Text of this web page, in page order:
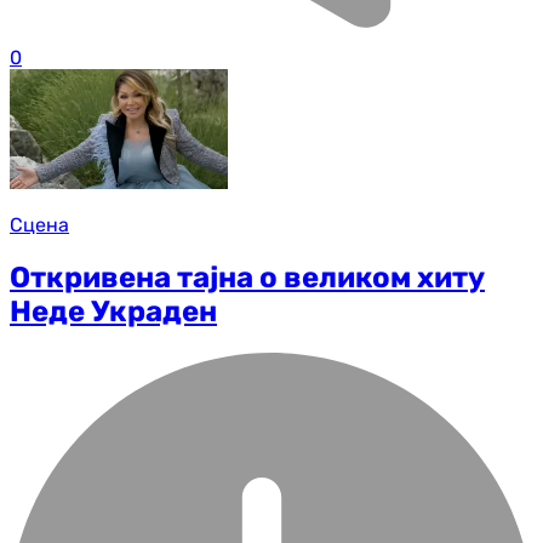
0
Сцена
Откривена тајна о великом хиту
Неде Украден